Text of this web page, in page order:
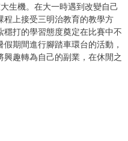
生機。在大一時遇到改變自己
程上接受三明治教育的教學方
打的學習態度奠定在比賽中不
期間進行腳踏車環台的活動，
趣轉為自己的副業，在休閒之